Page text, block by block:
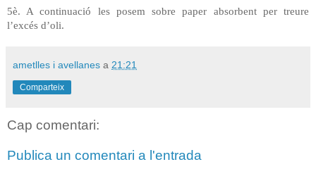
5è. A continuació les posem sobre paper absorbent per treure
l’excés d’oli.
ametlles i avellanes a 21:21
Comparteix
Cap comentari:
Publica un comentari a l'entrada